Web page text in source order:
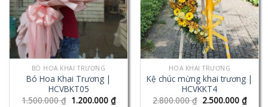
BÓ HOA KHAI TRƯƠNG
Bó Hoa Khai Trương |
HCVBKT05
1.500.000₫ 1.200.000 ₫
HOA KHAI TRƯƠNG
Kệ chúc mừng khai trương |
HCVKKT4
2.800.000₫ 2.500.000 ₫